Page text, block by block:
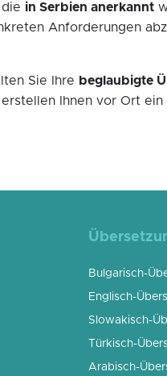
in Serbien anerkannt
Anforderungen
Sie Ihre beglaubigte
Ihnen vor Ort
Bulgarisch-
Englisch-
Slowakisch-
Türkisch-
Arabisch-